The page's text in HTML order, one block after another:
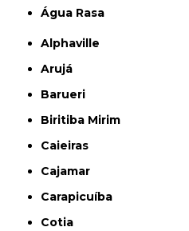
Água Rasa
Alphaville
Arujá
Barueri
Biritiba Mirim
Caieiras
Cajamar
Carapicuíba
Cotia